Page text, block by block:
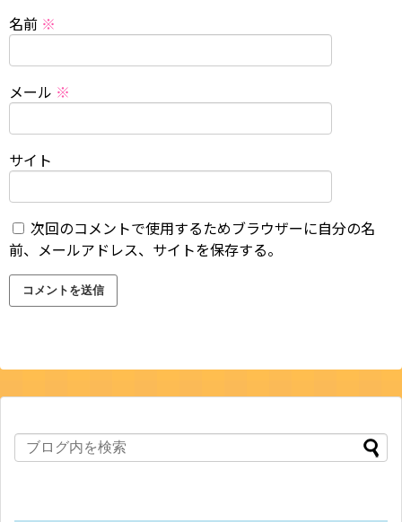
名前 ※
メール ※
サイト
次回のコメントで使用するためブラウザーに自分の名
前、メールアドレス、サイトを保存する。